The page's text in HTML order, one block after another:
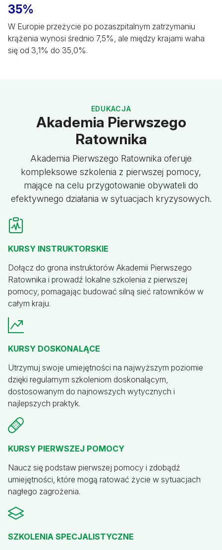
35%
W Europie przeżycie po pozaszpitalnym zatrzymaniu
krążenia wynosi średnio 7,5%, ale między krajami waha
się od 3,1% do 35,0%.
EDUKACJA
Akademia Pierwszego
Ratownika
Akademia Pierwszego Ratownika oferuje
kompleksowe szkolenia z pierwszej pomocy,
mające na celu przygotowanie obywateli do
efektywnego działania w sytuacjach kryzysowych.
KURSY INSTRUKTORSKIE
Dołącz do grona instruktorów Akademii Pierwszego
Ratownika i prowadź lokalne szkolenia z pierwszej
pomocy, pomagając budować silną sieć ratowników w
całym kraju.
KURSY DOSKONALĄCE
Utrzymuj swoje umiejętności na najwyższym poziomie
dzięki regularnym szkoleniom doskonalącym,
dostosowanym do najnowszych wytycznych i
najlepszych praktyk.
KURSY PIERWSZEJ POMOCY
Naucz się podstaw pierwszej pomocy i zdobądź
umiejętności, które mogą ratować życie w sytuacjach
nagłego zagrożenia.
SZKOLENIA SPECJALISTYCZNE